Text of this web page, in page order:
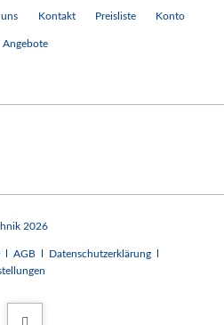
Kontakt Preisliste Konto
Angebote
2026
AGB
Datenschutzerklärung